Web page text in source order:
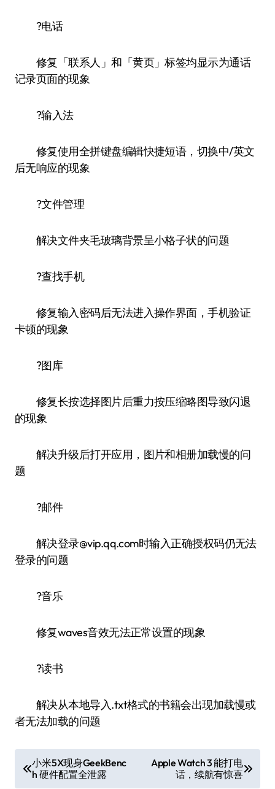
?电话
修复「联系人」和「黄页」标签均显示为通话
记录页面的现象
?输入法
修复使用全拼键盘编辑快捷短语，切换中/英文
后无响应的现象
?文件管理
解决文件夹毛玻璃背景呈小格子状的问题
?查找手机
修复输入密码后无法进入操作界面，手机验证
卡顿的现象
?图库
修复长按选择图片后重力按压缩略图导致闪退
的现象
解决升级后打开应用，图片和相册加载慢的问
题
?邮件
解决登录@vip.qq.com时输入正确授权码仍无法
登录的问题
?音乐
修复waves音效无法正常设置的现象
?读书
解决从本地导入.txt格式的书籍会出现加载慢或
者无法加载的问题
章
小米5X现身GeekBenc
h 硬件配置全泄露
Apple Watch 3 能打电
话，续航有惊喜